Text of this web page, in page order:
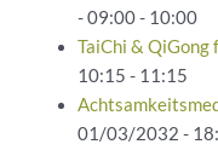
- 09:00 - 10:00
TaiChi & QiGong
10:15 - 11:15
01/03/2032 -